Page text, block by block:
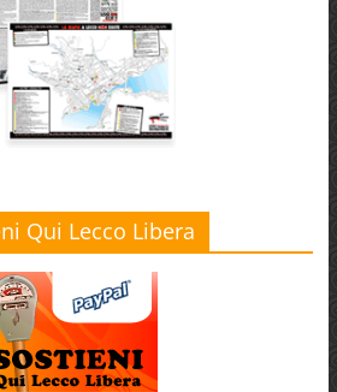
Qui Lecco Libera